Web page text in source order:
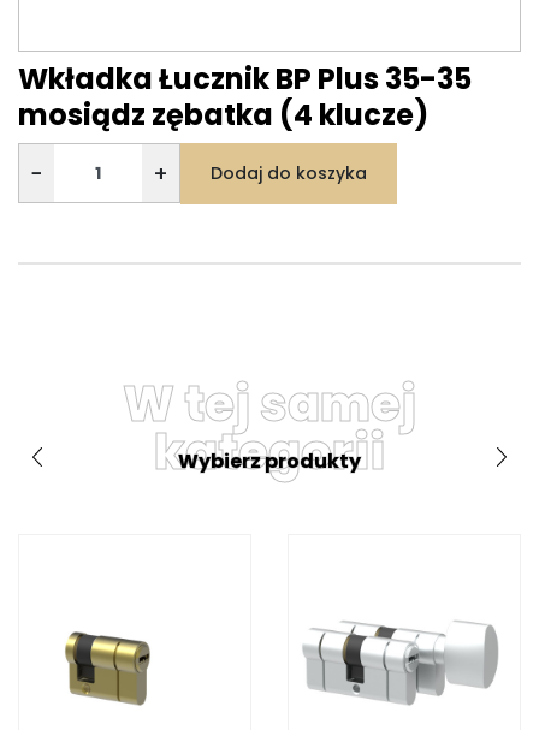
Wkładka Łucznik BP Plus 35-35
mosiądz zębatka (4 klucze)
− + Dodaj do koszyka
W tej samej
kategorii
Wybierz produkty